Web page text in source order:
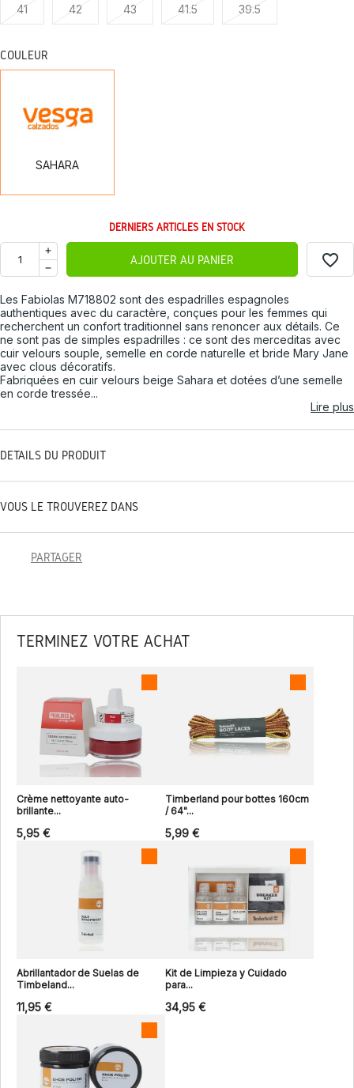
41 42 43 41.5 39.5
COULEUR
SAHARA
DERNIERS ARTICLES EN STOCK
AJOUTER AU PANIER favorite_border
Les Fabiolas M718802 sont des espadrilles espagnoles
authentiques avec du caractère, conçues pour les femmes qui
recherchent un confort traditionnel sans renoncer aux détails. Ce
ne sont pas de simples espadrilles : ce sont des merceditas avec
cuir velours souple, semelle en corde naturelle et bride Mary Jane
avec clous décoratifs.
Fabriquées en cuir velours beige Sahara et dotées d’une semelle
en corde tressée...
Lire plus
DÉTAILS DU PRODUIT
VOUS LE TROUVEREZ DANS
PARTAGER
TERMINEZ VOTRE ACHAT
Crème nettoyante auto-
brillante...
5,95 €
Timberland pour bottes 160cm
/ 64"...
5,99 €
Abrillantador de Suelas de
Timbeland...
11,95 €
Kit de Limpieza y Cuidado
para...
34,95 €